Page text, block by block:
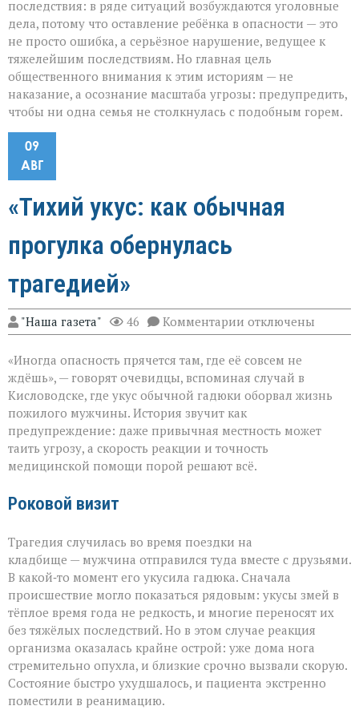
последствия: в ряде ситуаций возбуждаются уголовные
дела, потому что оставление ребёнка в опасности — это
не просто ошибка, а серьёзное нарушение, ведущее к
тяжелейшим последствиям. Но главная цель
общественного внимания к этим историям — не
наказание, а осознание масштаба угрозы: предупредить,
чтобы ни одна семья не столкнулась с подобным горем.
09
АВГ
«Тихий укус: как обычная
прогулка обернулась
трагедией»
"Наша газета" 46 Комментарии к
записи
укус:
как
обычная
прогулка
обернулась
трагедией»
отключены
«Иногда опасность прячется там, где её совсем не
ждёшь», — говорят очевидцы, вспоминая случай в
Кисловодске, где укус обычной гадюки оборвал жизнь
пожилого мужчины. История звучит как
предупреждение: даже привычная местность может
таить угрозу, а скорость реакции и точность
медицинской помощи порой решают всё.
Роковой визит
Трагедия случилась во время поездки на
кладбище — мужчина отправился туда вместе с друзьями.
В какой‑то момент его укусила гадюка. Сначала
происшествие могло показаться рядовым: укусы змей в
тёплое время года не редкость, и многие переносят их
без тяжёлых последствий. Но в этом случае реакция
организма оказалась крайне острой: уже дома нога
стремительно опухла, и близкие срочно вызвали скорую.
Состояние быстро ухудшалось, и пациента экстренно
поместили в реанимацию.